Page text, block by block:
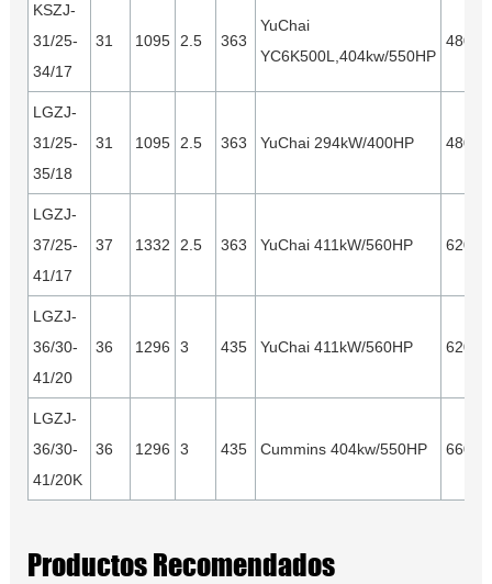
KSZJ-
31/25-
34/17
31 1095 2.5 363
YuChai
YC6K500L,404kw/550HP
4800
LGZJ-
31/25-
35/18
31 1095 2.5 363 YuChai 294kW/400HP 4800
LGZJ-
37/25-
41/17
37 1332 2.5 363 YuChai 411kW/560HP 6200
LGZJ-
36/30-
41/20
36 1296 3 435 YuChai 411kW/560HP 6200
LGZJ-
36/30-
41/20K
36 1296 3 435 Cummins 404kw/550HP 6600
Productos Recomendados